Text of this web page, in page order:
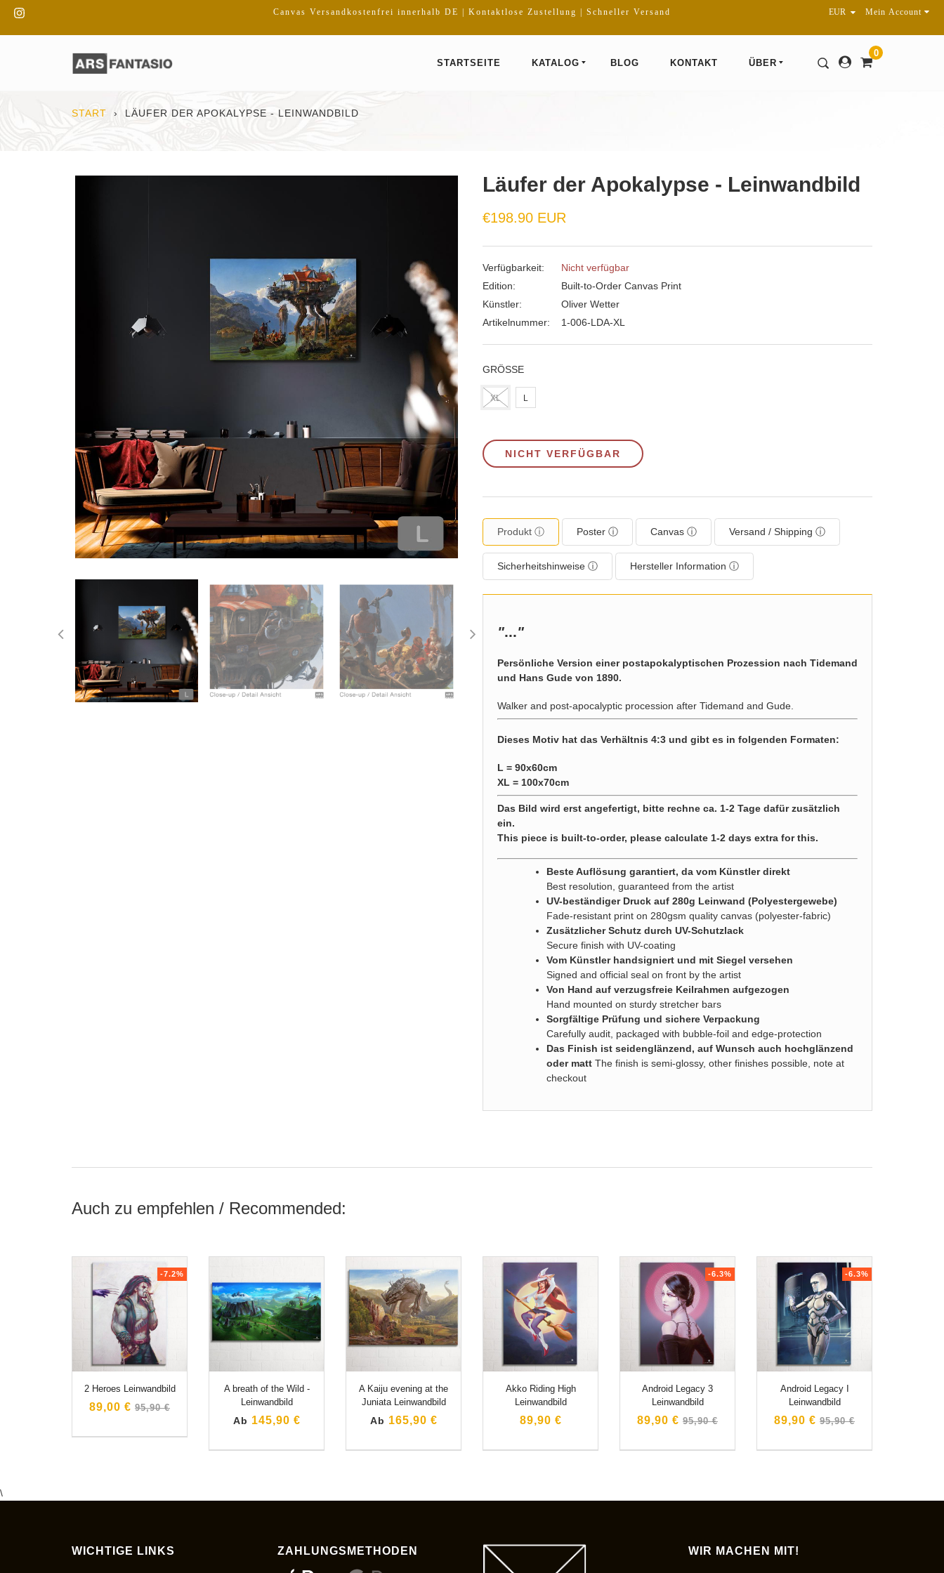
Direkt
zum
Inhalt
Instagram Canvas Versandkostenfrei innerhalb DE | Kontaktlose Zustellung | Schneller Versand Mein Account
0
STARTSEITE
KATALOG BLOG KONTAKT ÜBER
START › LÄUFER DER APOKALYPSE - LEINWANDBILD
Läufer der Apokalypse - Leinwandbild
€198.90 EUR
Verfügbarkeit:
Nicht verfügbar
Edition:
Built-to-Order Canvas Print
Künstler:
Oliver Wetter
Artikelnummer:
1-006-LDA-XL
GRÖSSE
XL L
NICHT VERFÜGBAR
Produkt ⓘ Poster ⓘ Canvas ⓘ Versand / Shipping ⓘ
Sicherheitshinweise ⓘ Hersteller Information ⓘ
"..."
Persönliche Version einer postapokalyptischen Prozession nach Tidemand
und Hans Gude von 1890.
Walker and post-apocalyptic procession after Tidemand and Gude.
Dieses Motiv hat das Verhältnis 4:3 und gibt es in folgenden Formaten:
L = 90x60cm
XL = 100x70cm
Das Bild wird erst angefertigt, bitte rechne ca. 1-2 Tage dafür zusätzlich
ein.
This piece is built-to-order, please calculate 1-2 days extra for this.
Beste Auflösung garantiert, da vom Künstler direkt
Best resolution, guaranteed from the artist
UV-beständiger Druck auf 280g Leinwand (Polyestergewebe)
Fade-resistant print on 280gsm quality canvas (polyester-fabric)
Zusätzlicher Schutz durch UV-Schutzlack
Secure finish with UV-coating
Vom Künstler handsigniert und mit Siegel versehen
Signed and official seal on front by the artist
Von Hand auf verzugsfreie Keilrahmen aufgezogen
Hand mounted on sturdy stretcher bars
Sorgfältige Prüfung und sichere Verpackung
Carefully audit, packaged with bubble-foil and edge-protection
Das Finish ist seidenglänzend, auf Wunsch auch hochglänzend
oder matt The finish is semi-glossy, other finishes possible, note at
checkout
Auch zu empfehlen / Recommended:
-7.2%
2 Heroes Leinwandbild
89,00 € Normaler
95,90 €
A breath of the Wild -
Leinwandbild
Ab 145,90 €
A Kaiju evening at the
Juniata Leinwandbild
Ab 165,90 €
Akko Riding High
Leinwandbild
89,90 €
-6.3%
Android Legacy 3
Leinwandbild
89,90 € Normaler
95,90 €
-6.3%
Android Legacy I
Leinwandbild
89,90 € Normaler
95,90 €
\
WICHTIGE LINKS ZAHLUNGSMETHODEN WIR MACHEN MIT!